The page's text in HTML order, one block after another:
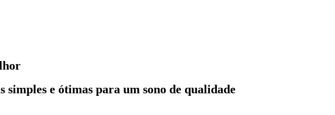
e ótimas para um sono de qualidade